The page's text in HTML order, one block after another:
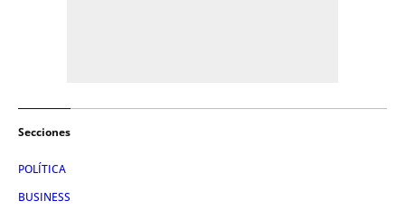
Secciones
POLÍTICA
BUSINESS